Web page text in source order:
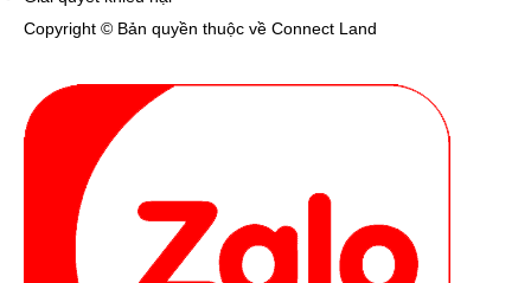
Copyright © Bản quyền thuộc về Connect Land